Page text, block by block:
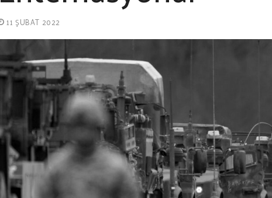
11 ŞUBAT 2022